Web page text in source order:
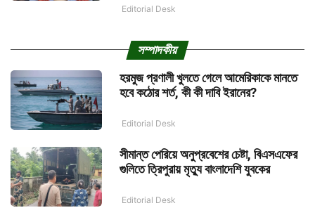
Editorial Desk
সম্পাদকীয়
হরমুজ প্রণালী খুলতে গেলে আমেরিকাকে মানতে
হবে কঠোর শর্ত, কী কী দাবি ইরানের?
Editorial Desk
সীমান্ত পেরিয়ে অনুপ্রবেশের চেষ্টা, বিএসএফের
গুলিতে ত্রিপুরায় মৃত্যু বাংলাদেশি যুবকের
Editorial Desk